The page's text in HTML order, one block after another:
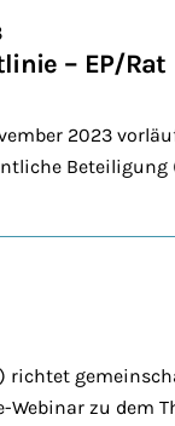
– EP/Rat
2023
richtet
Webinar zu dem